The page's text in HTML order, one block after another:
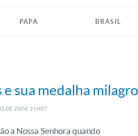
PAPA BRASIL
e sua medalha
DE2024, 15H07
a Nossa Senhora quando